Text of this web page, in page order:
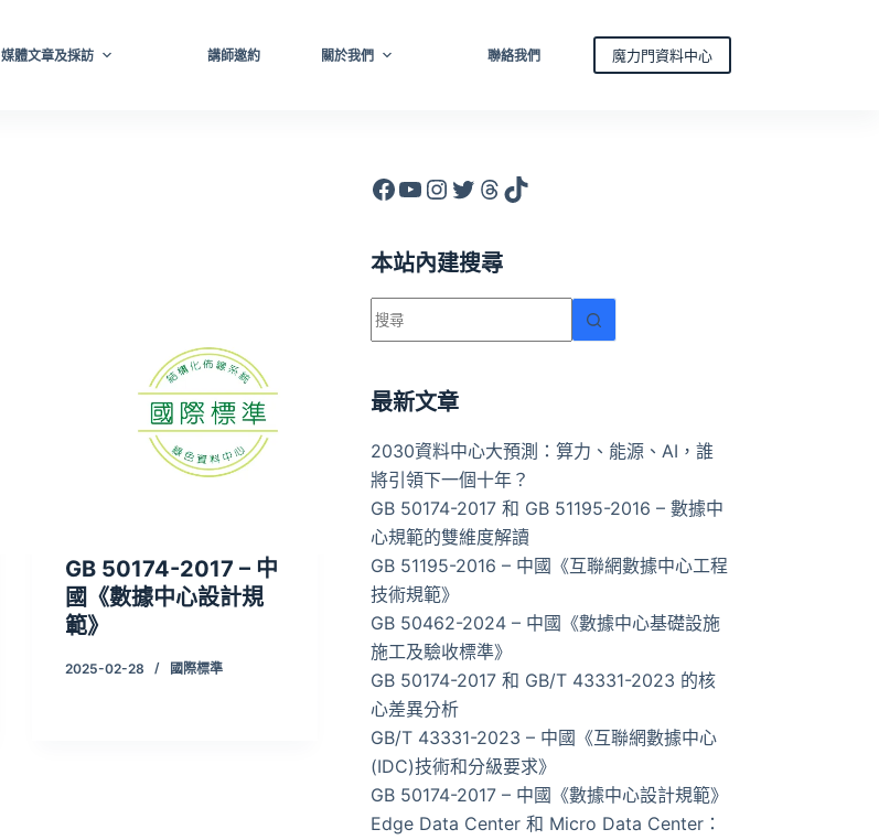
媒體文章及採訪 講師邀約 關於我們 聯絡我們 魔力門資料中心
GB 50174-2017 – 中
國《數據中心設計規
範》
2025-02-28 國際標準
Facebook
YouTube
Instagram
X Threads
TikTok
本站內建搜尋
找
不
符
條
件
的
結
果
最新文章
2030資料中心大預測：算力、能源、AI，誰
將引領下一個十年？
GB 50174-2017 和 GB 51195-2016 – 數據中
心規範的雙維度解讀
GB 51195-2016 – 中國《互聯網數據中心工程
技術規範》
GB 50462-2024 – 中國《數據中心基礎設施
施工及驗收標準》
GB 50174-2017 和 GB/T 43331-2023 的核
心差異分析
GB/T 43331-2023 – 中國《互聯網數據中心
(IDC)技術和分級要求》
GB 50174-2017 – 中國《數據中心設計規範》
Edge Data Center 和 Micro Data Center：